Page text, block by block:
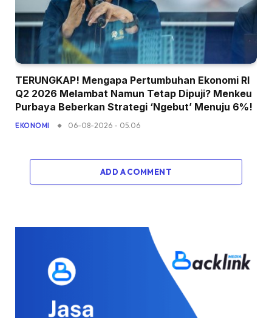
TERUNGKAP! Mengapa Pertumbuhan Ekonomi RI
Q2 2026 Melambat Namun Tetap Dipuji? Menkeu
Purbaya Beberkan Strategi ‘Ngebut’ Menuju 6%!
EKONOMI 06-08-2026 - 05.06
ADD A COMMENT